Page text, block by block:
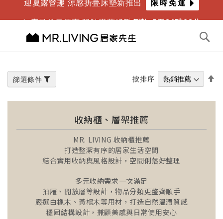
迎夏露營趣 涼感折疊床墊新推出 限時免運
內
容
收納櫃、層架推薦
MR. LIVING 收納櫃推薦
打造整潔有序的居家生活空間
結合實用收納與風格設計，空間俐落好整理
多元收納需求一次滿足
抽屜、開放層等設計，物品分類更整齊順手
嚴選白橡木、黃楊木等用材，打造自然溫潤質感
穩固結構設計，兼顧美感與日常使用安心
按排序
篩選條件